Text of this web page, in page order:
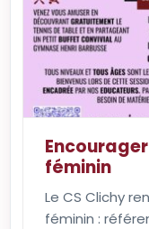
féminin
Le CS Clichy
féminin :